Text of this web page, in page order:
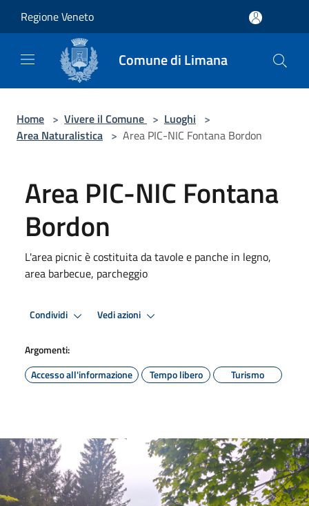
Regione Veneto
Comune di Limana
Home > Vivere il Comune > Luoghi >
Area Naturalistica > Area PIC-NIC Fontana Bordon
Area PIC-NIC Fontana
Bordon
L'area picnic è costituita da tavole e panche in legno,
area barbecue, parcheggio
Condividi Vedi azioni
Argomenti:
Accesso all'informazione
Tempo libero Turismo